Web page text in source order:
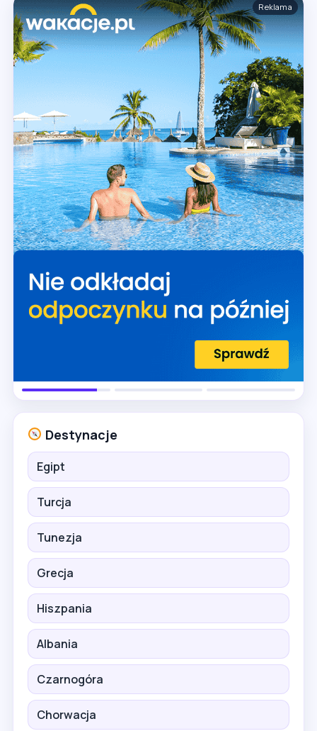
Reklama
Destynacje
Egipt
Turcja
Tunezja
Grecja
Hiszpania
Albania
Czarnogóra
Chorwacja